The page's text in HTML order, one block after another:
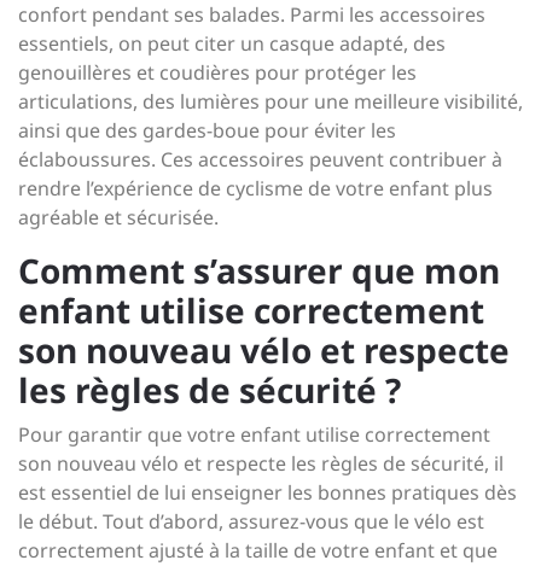
confort pendant ses balades. Parmi les accessoires
essentiels, on peut citer un casque adapté, des
genouillères et coudières pour protéger les
articulations, des lumières pour une meilleure visibilité,
ainsi que des gardes-boue pour éviter les
éclaboussures. Ces accessoires peuvent contribuer à
rendre l’expérience de cyclisme de votre enfant plus
agréable et sécurisée.
Comment s’assurer que mon
enfant utilise correctement
son nouveau vélo et respecte
les règles de sécurité ?
Pour garantir que votre enfant utilise correctement
son nouveau vélo et respecte les règles de sécurité, il
est essentiel de lui enseigner les bonnes pratiques dès
le début. Tout d’abord, assurez-vous que le vélo est
correctement ajusté à la taille de votre enfant et que